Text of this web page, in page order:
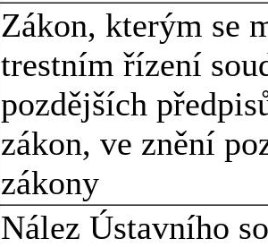
Zákon, kterým se
trestním řízení
pozdějších
zákon, ve znění
zákony
Nález Ústavního